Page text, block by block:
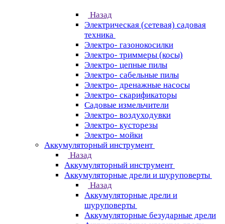
Назад
Электрическая (сетевая) садовая
техника
Электро- газонокосилки
Электро- триммеры (косы)
Электро- цепные пилы
Электро- сабельные пилы
Электро- дренажные насосы
Электро- скарификаторы
Садовые измельчители
Электро- воздуходувки
Электро- кусторезы
Электро- мойки
Аккумуляторный инструмент
Назад
Аккумуляторный инструмент
Аккумуляторные дрели и шуруповерты
Назад
Аккумуляторные дрели и
шуруповерты
Аккумуляторные безударные дрели